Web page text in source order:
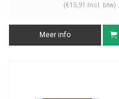
(€15,91 Incl. btw)
Meer info